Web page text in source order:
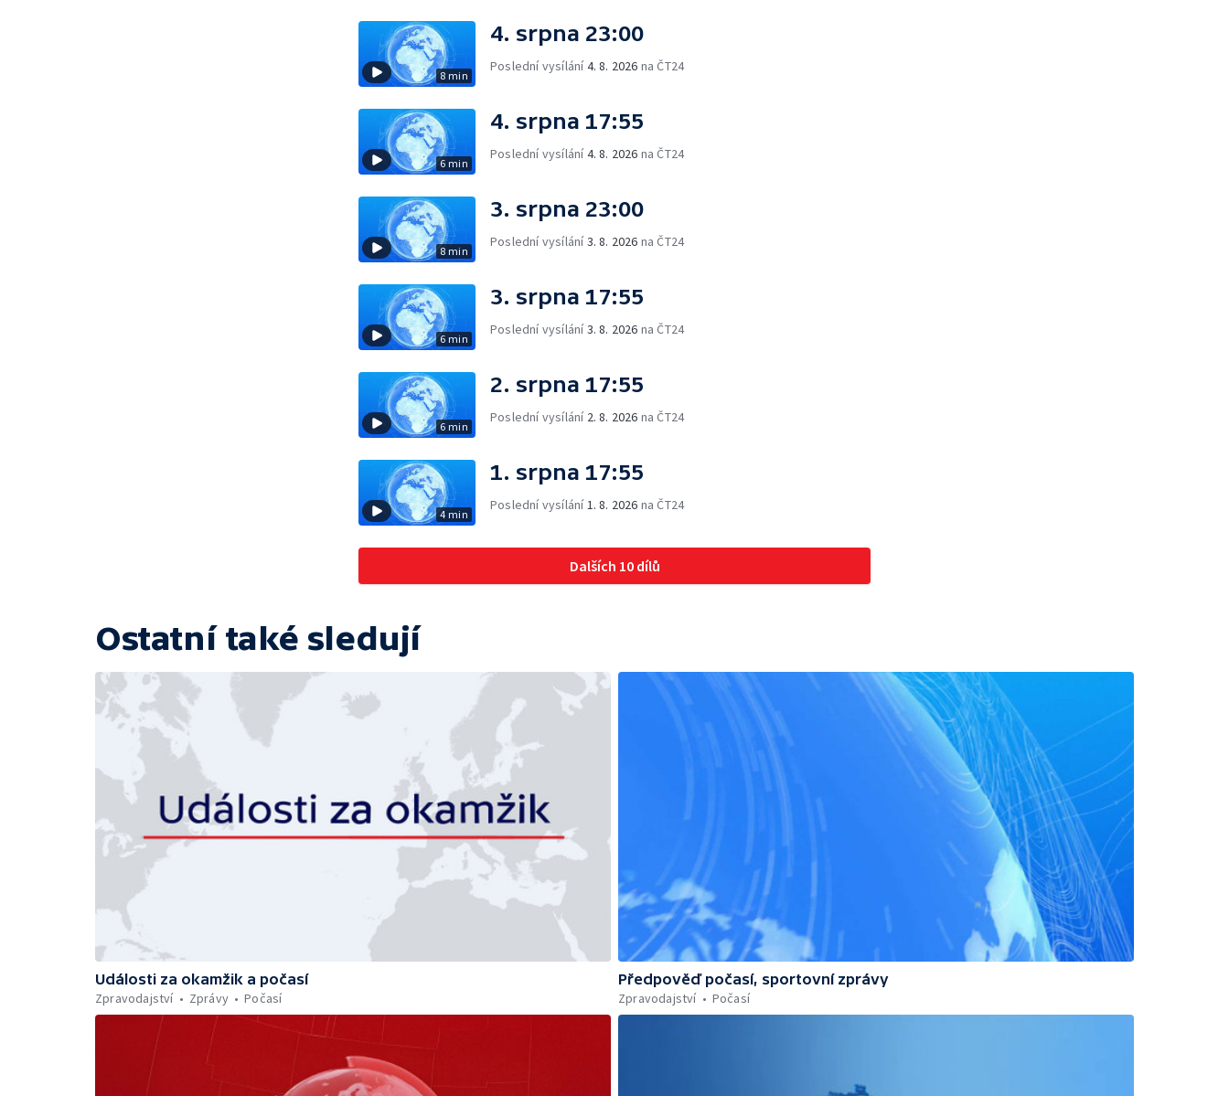
8 min
4. srpna 23:00
Poslední vysílání4. 8. 2026 na ČT24
6 min
4. srpna 17:55
Poslední vysílání4. 8. 2026 na ČT24
8 min
3. srpna 23:00
Poslední vysílání3. 8. 2026 na ČT24
6 min
3. srpna 17:55
Poslední vysílání3. 8. 2026 na ČT24
6 min
2. srpna 17:55
Poslední vysílání 2. 8. 2026 na ČT24
4 min
1. srpna 17:55
Poslední vysílání 1. 8. 2026 na ČT24
Dalších 10 dílů
Ostatní také sledují
Události za okamžik a počasí
Zpravodajství
Zprávy Počasí
Předpověď počasí, sportovní zprávy
Zpravodajství
Počasí